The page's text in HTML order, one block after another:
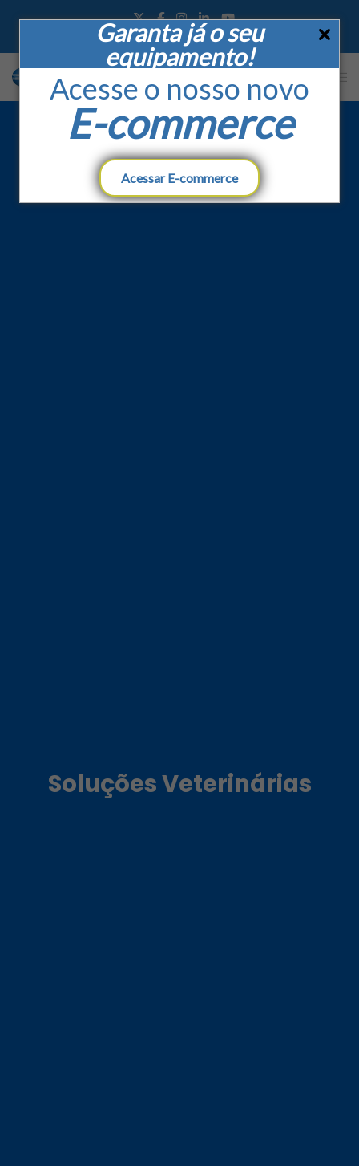
Garanta já o seu
equipamento!
Acesse o nosso novo
E-commerce
Acessar E-commerce
SOMOS BRASIL FALE CONOSCO TRABALHE CONOSCO
Soluções Veterinárias